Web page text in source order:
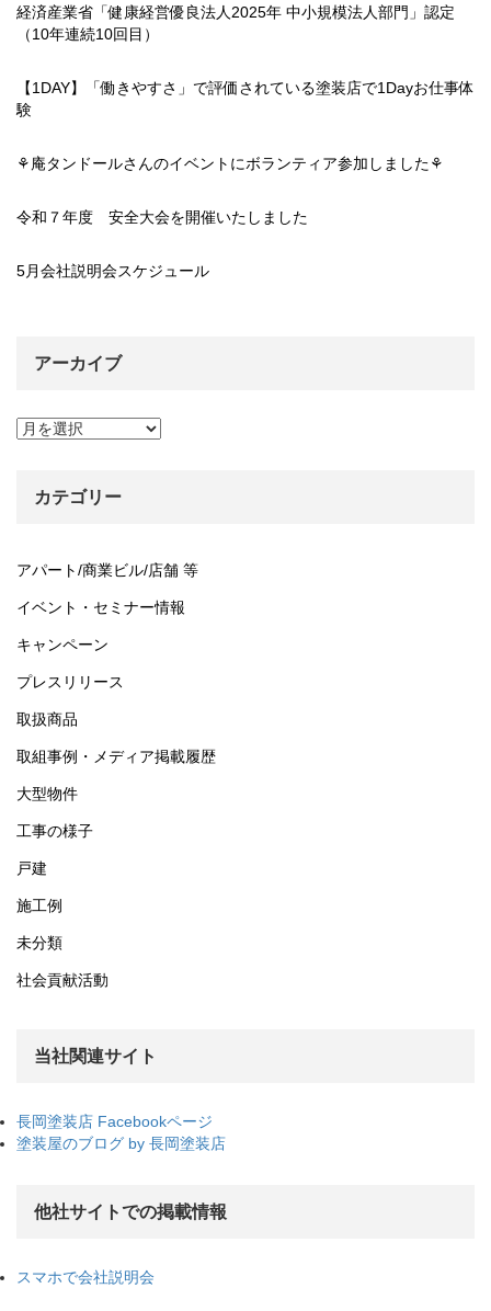
経済産業省「健康経営優良法人2025年 中小規模法人部門」認定
（10年連続10回目）
【1DAY】「働きやすさ」で評価されている塗装店で1Dayお仕事体
験
⚘庵タンドールさんのイベントにボランティア参加しました⚘
令和７年度 安全大会を開催いたしました
5月会社説明会スケジュール
アーカイブ
ア
カテゴリー
アパート/商業ビル/店舗 等
イベント・セミナー情報
キャンペーン
プレスリリース
取扱商品
取組事例・メディア掲載履歴
大型物件
工事の様子
戸建
施工例
未分類
社会貢献活動
当社関連サイト
長岡塗装店 Facebookページ
塗装屋のブログ by 長岡塗装店
他社サイトでの掲載情報
スマホで会社説明会